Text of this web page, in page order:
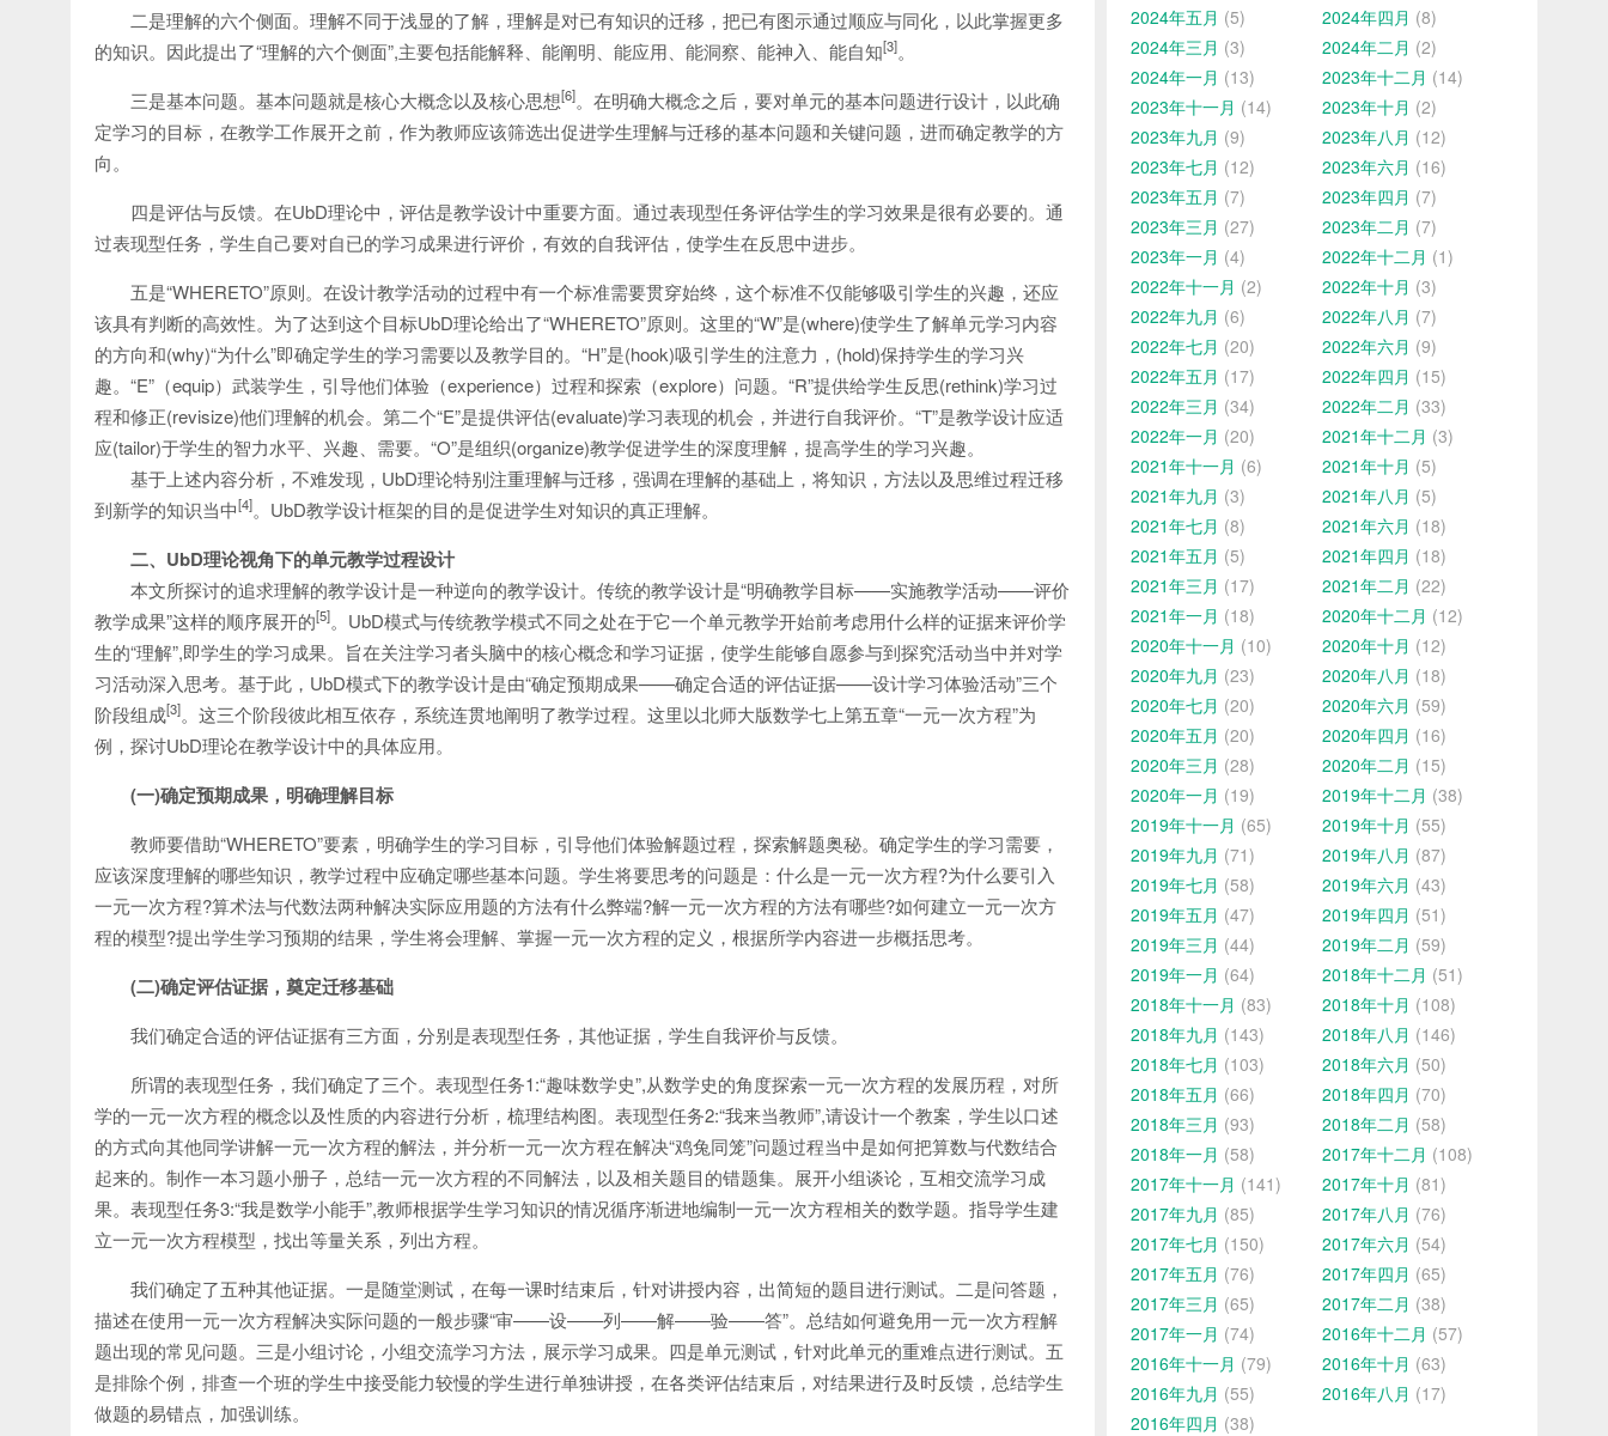
二是理解的六个侧面。理解不同于浅显的了解，理解是对已有知识的迁移，把已有图示通过顺应与同化，以此掌握更多
的知识。因此提出了“理解的六个侧面”,主要包括能解释、能阐明、能应用、能洞察、能神入、能自知[3]。
三是基本问题。基本问题就是核心大概念以及核心思想[6]。在明确大概念之后，要对单元的基本问题进行设计，以此确
定学习的目标，在教学工作展开之前，作为教师应该筛选出促进学生理解与迁移的基本问题和关键问题，进而确定教学的方
向。
四是评估与反馈。在UbD理论中，评估是教学设计中重要方面。通过表现型任务评估学生的学习效果是很有必要的。通
过表现型任务，学生自己要对自已的学习成果进行评价，有效的自我评估，使学生在反思中进步。
五是“WHERETO”原则。在设计教学活动的过程中有一个标准需要贯穿始终，这个标准不仅能够吸引学生的兴趣，还应
该具有判断的高效性。为了达到这个目标UbD理论给出了“WHERETO”原则。这里的“W”是(where)使学生了解单元学习内容
的方向和(why)“为什么”即确定学生的学习需要以及教学目的。“H”是(hook)吸引学生的注意力，(hold)保持学生的学习兴
趣。“E”（equip）武装学生，引导他们体验（experience）过程和探索（explore）问题。“R”提供给学生反思(rethink)学习过
程和修正(revisize)他们理解的机会。第二个“E”是提供评估(evaluate)学习表现的机会，并进行自我评价。“T”是教学设计应适
应(tailor)于学生的智力水平、兴趣、需要。“O”是组织(organize)教学促进学生的深度理解，提高学生的学习兴趣。
基于上述内容分析，不难发现，UbD理论特别注重理解与迁移，强调在理解的基础上，将知识，方法以及思维过程迁移
到新学的知识当中[4]。UbD教学设计框架的目的是促进学生对知识的真正理解。
二、UbD理论视角下的单元教学过程设计
本文所探讨的追求理解的教学设计是一种逆向的教学设计。传统的教学设计是“明确教学目标——实施教学活动——评价
教学成果”这样的顺序展开的[5]。UbD模式与传统教学模式不同之处在于它一个单元教学开始前考虑用什么样的证据来评价学
生的“理解”,即学生的学习成果。旨在关注学习者头脑中的核心概念和学习证据，使学生能够自愿参与到探究活动当中并对学
习活动深入思考。基于此，UbD模式下的教学设计是由“确定预期成果——确定合适的评估证据——设计学习体验活动”三个
阶段组成[3]。这三个阶段彼此相互依存，系统连贯地阐明了教学过程。这里以北师大版数学七上第五章“一元一次方程”为
例，探讨UbD理论在教学设计中的具体应用。
(一)确定预期成果，明确理解目标
教师要借助“WHERETO”要素，明确学生的学习目标，引导他们体验解题过程，探索解题奥秘。确定学生的学习需要，
应该深度理解的哪些知识，教学过程中应确定哪些基本问题。学生将要思考的问题是：什么是一元一次方程?为什么要引入
一元一次方程?算术法与代数法两种解决实际应用题的方法有什么弊端?解一元一次方程的方法有哪些?如何建立一元一次方
程的模型?提出学生学习预期的结果，学生将会理解、掌握一元一次方程的定义，根据所学内容进一步概括思考。
(二)确定评估证据，奠定迁移基础
我们确定合适的评估证据有三方面，分别是表现型任务，其他证据，学生自我评价与反馈。
所谓的表现型任务，我们确定了三个。表现型任务1:“趣味数学史”,从数学史的角度探索一元一次方程的发展历程，对所
学的一元一次方程的概念以及性质的内容进行分析，梳理结构图。表现型任务2:“我来当教师”,请设计一个教案，学生以口述
的方式向其他同学讲解一元一次方程的解法，并分析一元一次方程在解决“鸡兔同笼”问题过程当中是如何把算数与代数结合
起来的。制作一本习题小册子，总结一元一次方程的不同解法，以及相关题目的错题集。展开小组谈论，互相交流学习成
果。表现型任务3:“我是数学小能手”,教师根据学生学习知识的情况循序渐进地编制一元一次方程相关的数学题。指导学生建
立一元一次方程模型，找出等量关系，列出方程。
我们确定了五种其他证据。一是随堂测试，在每一课时结束后，针对讲授内容，出简短的题目进行测试。二是问答题，
描述在使用一元一次方程解决实际问题的一般步骤“审——设——列——解——验——答”。总结如何避免用一元一次方程解
题出现的常见问题。三是小组讨论，小组交流学习方法，展示学习成果。四是单元测试，针对此单元的重难点进行测试。五
是排除个例，排查一个班的学生中接受能力较慢的学生进行单独讲授，在各类评估结束后，对结果进行及时反馈，总结学生
做题的易错点，加强训练。
2024年五月 (5) 2024年四月 (8)
2024年三月 (3) 2024年二月 (2)
2024年一月 (13) 2023年十二月 (14)
2023年十一月 (14) 2023年十月 (2)
2023年九月 (9) 2023年八月 (12)
2023年七月 (12) 2023年六月 (16)
2023年五月 (7) 2023年四月 (7)
2023年三月 (27) 2023年二月 (7)
2023年一月 (4) 2022年十二月 (1)
2022年十一月 (2) 2022年十月 (3)
2022年九月 (6) 2022年八月 (7)
2022年七月 (20) 2022年六月 (9)
2022年五月 (17) 2022年四月 (15)
2022年三月 (34) 2022年二月 (33)
2022年一月 (20) 2021年十二月 (3)
2021年十一月 (6) 2021年十月 (5)
2021年九月 (3) 2021年八月 (5)
2021年七月 (8) 2021年六月 (18)
2021年五月 (5) 2021年四月 (18)
2021年三月 (17) 2021年二月 (22)
2021年一月 (18) 2020年十二月 (12)
2020年十一月 (10) 2020年十月 (12)
2020年九月 (23) 2020年八月 (18)
2020年七月 (20) 2020年六月 (59)
2020年五月 (20) 2020年四月 (16)
2020年三月 (28) 2020年二月 (15)
2020年一月 (19) 2019年十二月 (38)
2019年十一月 (65) 2019年十月 (55)
2019年九月 (71) 2019年八月 (87)
2019年七月 (58) 2019年六月 (43)
2019年五月 (47) 2019年四月 (51)
2019年三月 (44) 2019年二月 (59)
2019年一月 (64) 2018年十二月 (51)
2018年十一月 (83) 2018年十月 (108)
2018年九月 (143) 2018年八月 (146)
2018年七月 (103) 2018年六月 (50)
2018年五月 (66) 2018年四月 (70)
2018年三月 (93) 2018年二月 (58)
2018年一月 (58) 2017年十二月 (108)
2017年十一月 (141) 2017年十月 (81)
2017年九月 (85) 2017年八月 (76)
2017年七月 (150) 2017年六月 (54)
2017年五月 (76) 2017年四月 (65)
2017年三月 (65) 2017年二月 (38)
2017年一月 (74) 2016年十二月 (57)
2016年十一月 (79) 2016年十月 (63)
2016年九月 (55) 2016年八月 (17)
2016年四月 (38)